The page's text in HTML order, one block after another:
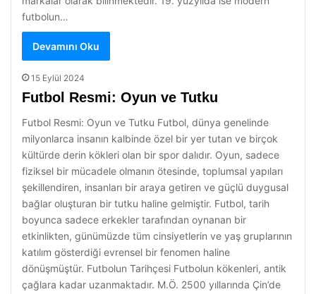
futbolun…
Devamını Oku
15 Eylül 2024
Futbol Resmi: Oyun ve Tutku
Futbol Resmi: Oyun ve Tutku Futbol, dünya genelinde
milyonlarca insanın kalbinde özel bir yer tutan ve birçok
kültürde derin kökleri olan bir spor dalıdır. Oyun, sadece
fiziksel bir mücadele olmanın ötesinde, toplumsal yapıları
şekillendiren, insanları bir araya getiren ve güçlü duygusal
bağlar oluşturan bir tutku haline gelmiştir. Futbol, tarih
boyunca sadece erkekler tarafından oynanan bir
etkinlikten, günümüzde tüm cinsiyetlerin ve yaş gruplarının
katılım gösterdiği evrensel bir fenomen haline
dönüşmüştür. Futbolun Tarihçesi Futbolun kökenleri, antik
çağlara kadar uzanmaktadır. M.Ö. 2500 yıllarında Çin’de